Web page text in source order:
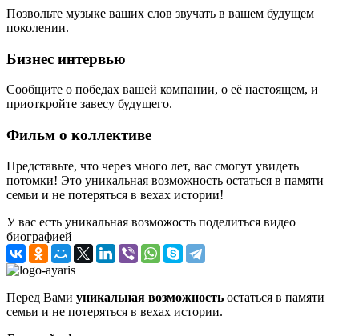
Позвольте музыке ваших слов звучать в вашем будущем
поколении.
Бизнес интервью
Сообщите о победах вашей компании, о её настоящем, и
приоткройте завесу будущего.
Фильм о коллективе
Представьте, что через много лет, вас смогут увидеть
потомки! Это уникальная возможность остаться в памяти
семьи и не потеряться в вехах истории!
У вас есть уникальная возможость поделиться видео
биографией
Перед Вами уникальная возможность остаться в памяти
семьи и не потеряться в вехах истории.